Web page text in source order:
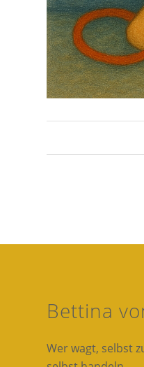
Bettina
Wer wagt, selbst